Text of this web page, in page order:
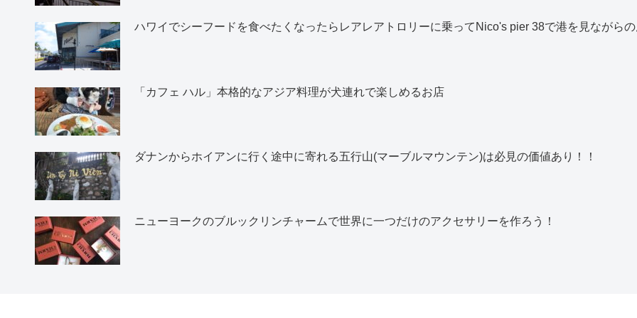
ハワイでシーフードを食べたくなったらレアレアトロリーに乗ってNico's pier 38で港を見ながらの
「カフェ ハル」本格的なアジア料理が犬連れで楽しめるお店
ダナンからホイアンに行く途中に寄れる五行山(マーブルマウンテン)は必見の価値あり！！
ニューヨークのブルックリンチャームで世界に一つだけのアクセサリーを作ろう！